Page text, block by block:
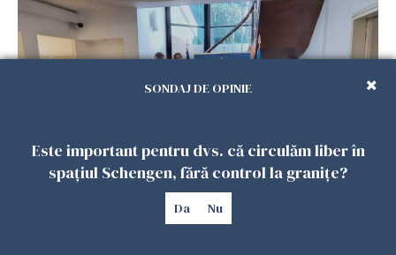
Accidente, spitalizare sau alte urgențe?
SONDAJ DE OPINIE
Este important pentru dvs. că circulăm liber în
spațiul Schengen, fără control la granițe?
Da Nu